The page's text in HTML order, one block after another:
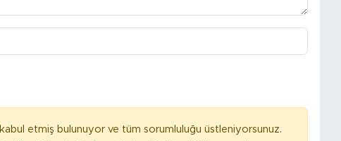
kabul etmiş bulunuyor ve tüm sorumluluğu üstleniyorsunuz.